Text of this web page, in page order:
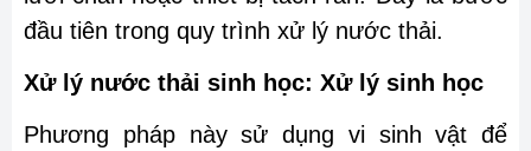
đầu tiên trong quy trình xử lý nước thải.
Xử lý nước thải sinh học: Xử lý sinh học
Phương pháp này sử dụng vi sinh vật để